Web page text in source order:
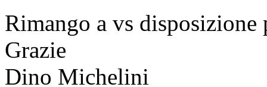
Rimango a vs
Grazie
Dino Michelini